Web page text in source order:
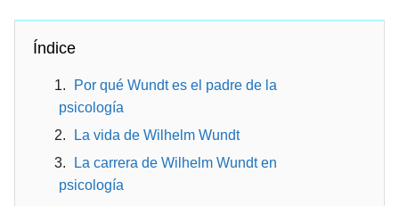
Índice
Por qué Wundt es el padre de la
psicología
La vida de Wilhelm Wundt
La carrera de Wilhelm Wundt en
psicología